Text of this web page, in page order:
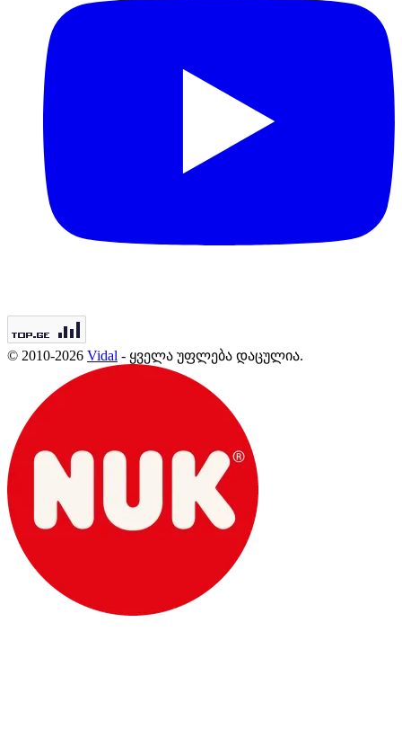
© 2010-2026 Vidal - ყველა უფლება დაცულია.